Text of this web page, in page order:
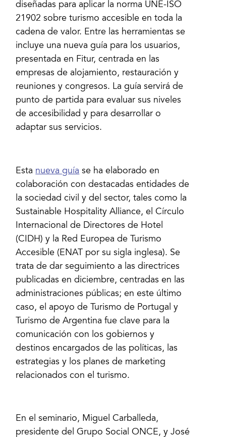
diseñadas para aplicar la norma UNE-ISO
21902 sobre turismo accesible en toda la
cadena de valor. Entre las herramientas se
incluye una nueva guía para los usuarios,
presentada en Fitur, centrada en las
empresas de alojamiento, restauración y
reuniones y congresos. La guía servirá de
punto de partida para evaluar sus niveles
de accesibilidad y para desarrollar o
adaptar sus servicios.
Esta nueva guía se ha elaborado en
colaboración con destacadas entidades de
la sociedad civil y del sector, tales como la
Sustainable Hospitality Alliance, el Círculo
Internacional de Directores de Hotel
(CIDH) y la Red Europea de Turismo
Accesible (ENAT por su sigla inglesa). Se
trata de dar seguimiento a las directrices
publicadas en diciembre, centradas en las
administraciones públicas; en este último
caso, el apoyo de Turismo de Portugal y
Turismo de Argentina fue clave para la
comunicación con los gobiernos y
destinos encargados de las políticas, las
estrategias y los planes de marketing
relacionados con el turismo.
En el seminario, Miguel Carballeda,
presidente del Grupo Social ONCE, y José